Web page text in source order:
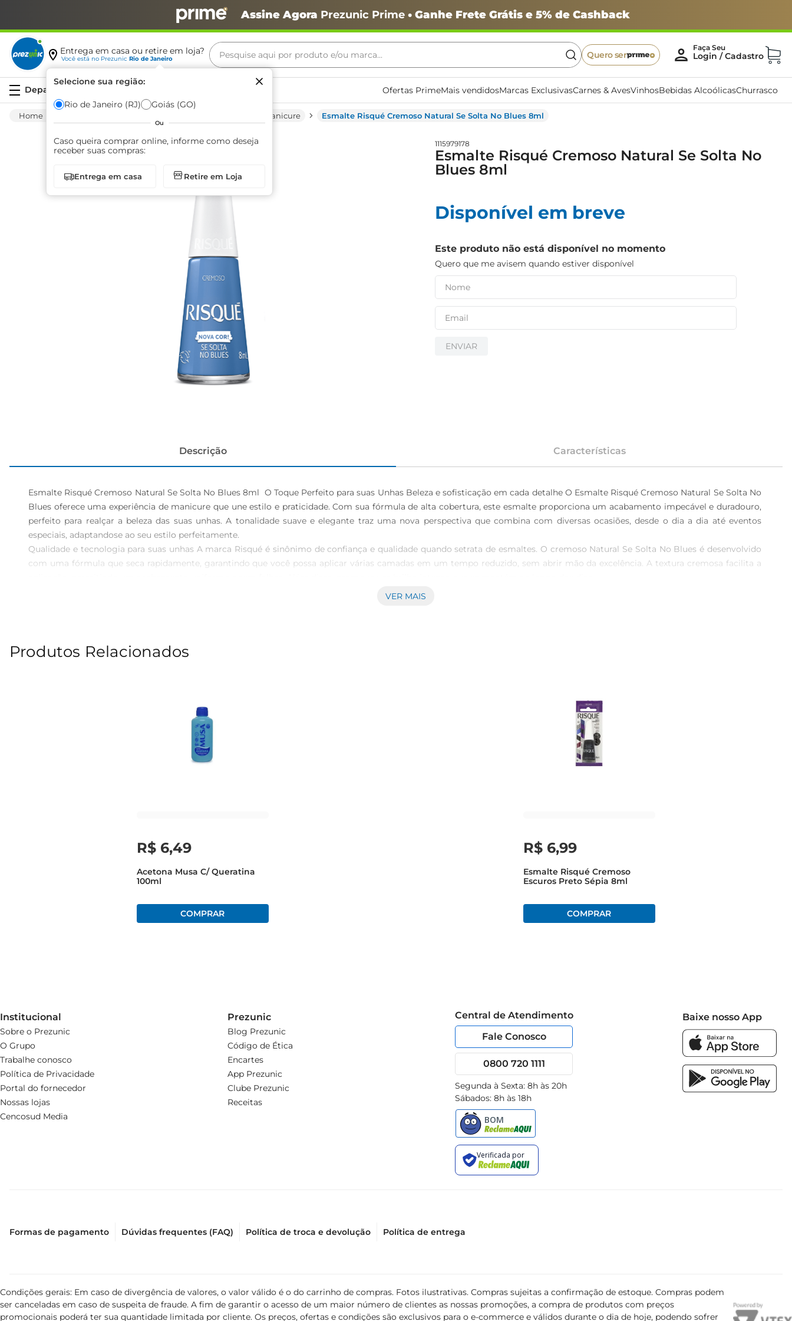
Assine Agora Prezunic Prime• Ganhe Frete Grátis e 5% de Cashback
Entrega em casa ou retire em loja?
Você está no Prezunic Rio de Janeiro
Selecione sua região:
Rio de Janeiro (RJ) Goiás (GO)
Ou
Caso queira comprar online, informe como deseja
receber suas compras:
Entrega em casa Retire em Loja
Pesquise aqui por produto e/ou marca...
Quero ser
Ofertas PrimeMais vendidosMarcas ExclusivasCarnes & AvesVinhosBebidas AlcoólicasChurrasco
Manicure Esmalte Risqué Cremoso Natural Se Solta No Blues 8ml
1115979178
Esmalte Risqué Cremoso Natural Se Solta No
Blues 8ml
Disponível em breve
Este produto não está disponível no momento
Quero que me avisem quando estiver disponível
ENVIAR
Descrição Características
Esmalte Risqué Cremoso Natural Se Solta No Blues 8ml  O Toque Perfeito para suas Unhas Beleza e sofisticação em cada detalhe O Esmalte Risqué Cremoso Natural Se Solta No
Blues oferece uma experiência de manicure que une estilo e praticidade. Com sua fórmula de alta cobertura, este esmalte proporciona um acabamento impecável e duradouro,
perfeito para realçar a beleza das suas unhas. A tonalidade suave e elegante traz uma nova perspectiva que combina com diversas ocasiões, desde o dia a dia até eventos
especiais, adaptandose ao seu estilo perfeitamente.
Qualidade e tecnologia para suas unhas A marca Risqué é sinônimo de confiança e qualidade quando setrata de esmaltes. O cremoso Natural Se Solta No Blues é desenvolvido
com uma fórmula que seca rapidamente, garantindo que você possa aplicar várias camadas em um tempo reduzido, sem abrir mão da excelência. A textura cremosa facilita a
Experiência na manicure ideal Para quem busca um esmalte que não apenas embeleza, mas também proporciona um cuidado especial às unhas, o Esmalte Risqué Cremosose
VER MAIS
Produtos Relacionados
R$ 6,49
Acetona Musa C/ Queratina
100ml
R$ 6,99
Esmalte Risqué Cremoso
Escuros Preto Sépia 8ml
Institucional
Sobre o Prezunic
O Grupo
Trabalhe conosco
Política de Privacidade
Portal do fornecedor
Nossas lojas
Cencosud Media
Prezunic
Blog Prezunic
Código de Ética
Encartes
App Prezunic
Clube Prezunic
Receitas
Central de Atendimento
Fale Conosco
0800 720 1111
Segunda à Sexta: 8h às 20h
Sábados: 8h às 18h
Baixe nosso App
Formas de pagamento Dúvidas frequentes (FAQ) Política de troca e devolução Política de entrega
Condições gerais: Em caso de divergência de valores, o valor válido é o do carrinho de compras. Fotos ilustrativas. Compras sujeitas a confirmação de estoque. Compras podem
ser canceladas em caso de suspeita de fraude. A fim de garantir o acesso de um maior número de clientes as nossas promoções, a compra de produtos com preços
promocionais poderá ter sua quantidade limitada por cliente. Os preços, ofertas e condições são exclusivos para o e-commerce e válidos durante o dia de hoje, podendo sofrer
Termos mais buscados
café
biscoito
arroz
iogurte
papel higiênico
cerveja